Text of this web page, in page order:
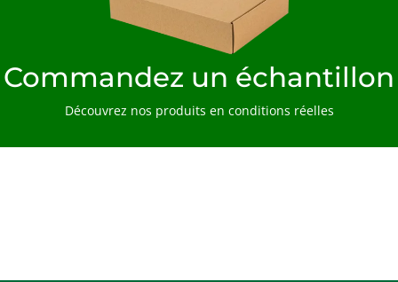
Commandez un échantillon
Découvrez nos produits en conditions réelles